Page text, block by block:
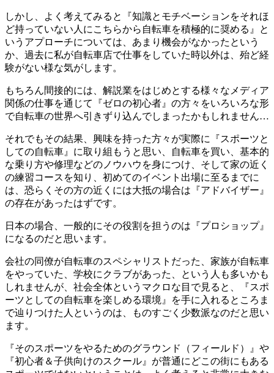
しかし、よく考えてみると『知識とモチベーションをそれほ
ど持っていない人にこちらから自転車を積極的に奨める』と
いうアプローチについては、あまり機会がなかったという
か、過去に私が自転車店で仕事をしていた時以外は、殆ど経
験がない様な気がします。
もちろん間接的には、解説業をはじめとする様々なメディア
関係の仕事を通じて『ゼロの初心者』の方々をいろいろな形
で自転車の世界へ引きずり込んでしまったかもしれません…
それでもその結果、興味を持った方々が実際に『スポーツと
しての自転車』に取り組もうと思い、自転車を買い、基本的
な乗り方や修理などのノウハウを身につけ、そして家の近く
の練習コースを知り、初めてのイベント出場に至るまでに
は、恐らくその方の近くには大抵の場合は『アドバイザー』
の存在があったはずです。
日本の場合、一般的にその役割を担うのは『プロショップ』
になるのだと思います。
会社の同僚が自転車のスペシャリストだった、家族が自転車
をやっていた、学校にクラブがあった、という人も多いかも
しれませんが、社会全体というマクロな目で見ると、『スポ
ーツとしての自転車を楽しめる環境』を手に入れるところま
で辿りつけた人というのは、ものすごく少数派なのだと思い
ます。
『そのスポーツをやるためのグラウンド（フィールド）』や
『初心者＆子供向けのスクール』が普通にどこの街にもある